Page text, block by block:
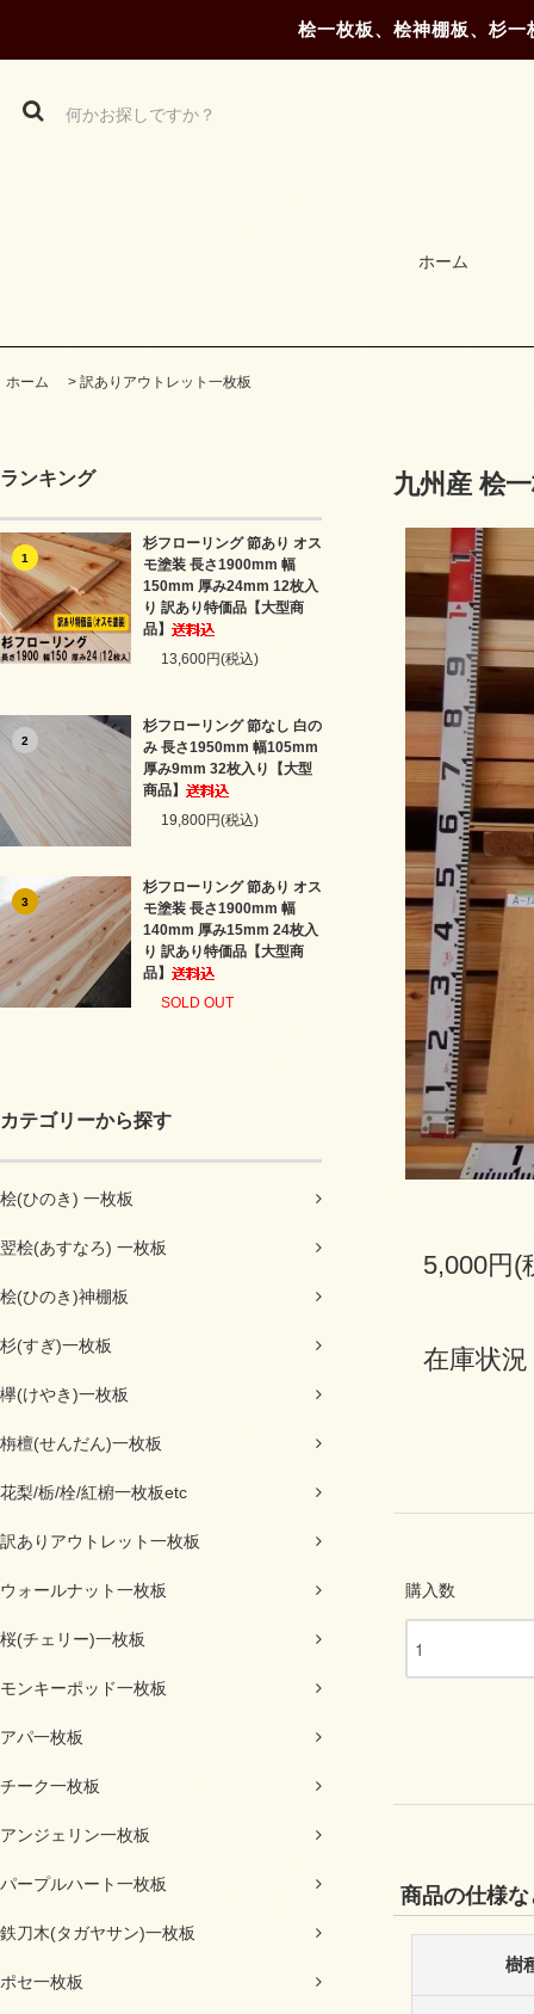
桧一枚板、桧神棚板、杉
ホーム
ホーム > 訳ありアウトレット一枚板
ランキング
1
杉フローリング 節あり オス
モ塗装 長さ1900mm 幅
150mm 厚み24mm 12枚入
り 訳あり特価品【大型商
品】
13,600円(税込)
2
杉フローリング 節なし 白の
み 長さ1950mm 幅105mm
厚み9mm 32枚入り【大型
商品】
19,800円(税込)
3
杉フローリング 節あり オス
モ塗装 長さ1900mm 幅
140mm 厚み15mm 24枚入
り 訳あり特価品【大型商
品】
SOLD OUT
カテゴリーから探す
桧(ひのき) 一枚板
翌桧(あすなろ) 一枚板
桧(ひのき)神棚板
杉(すぎ)一枚板
欅(けやき)一枚板
栴檀(せんだん)一枚板
花梨/栃/栓/紅椨一枚板etc
訳ありアウトレット一枚板
ウォールナット一枚板
桜(チェリー)一枚板
モンキーポッド一枚板
アパ一枚板
チーク一枚板
アンジェリン一枚板
パープルハート一枚板
鉄刀木(タガヤサン)一枚板
ポセ一枚板
九州産 桧
5,000円(
在庫状
購入数
商品の仕様な
樹